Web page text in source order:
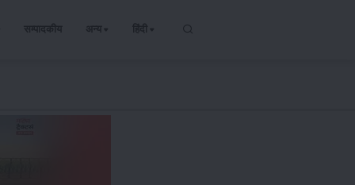
सम्पादकीय अन्य हिंदी